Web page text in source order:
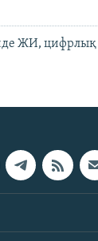
ЖИ, цифрлық